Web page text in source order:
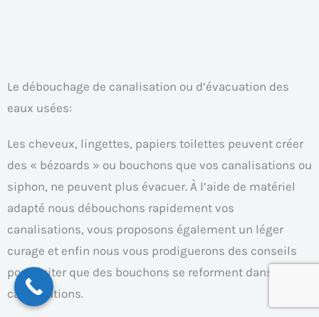
Le débouchage de canalisation ou d’évacuation des
eaux usées:
Les cheveux, lingettes, papiers toilettes peuvent créer
des « bézoards » ou bouchons que vos canalisations ou
siphon, ne peuvent plus évacuer. À l’aide de matériel
adapté nous débouchons rapidement vos
canalisations, vous proposons également un léger
curage et enfin nous vous prodiguerons des conseils
pour éviter que des bouchons se reforment dans vos
canalisations.